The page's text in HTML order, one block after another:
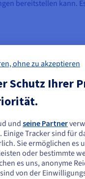
bereitstellen kann.
es dem
der
zum Öffnen
in Warschau.
speichern.
scheinen sich
Sie aus Vereinigte
Website
ohne zu akzeptieren
Schutz Ihrer
und seine Partner
Einige Tracker sind für
Sie ermöglichen es
oder bestimmte
es uns, anonyme
von der